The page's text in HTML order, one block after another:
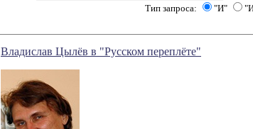
Тип запроса: "И"
Владислав Цылёв в "Русском переплёте"